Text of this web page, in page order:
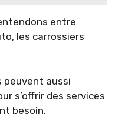
entre
les carrossiers
peuvent aussi
s’offrir des services
besoin.